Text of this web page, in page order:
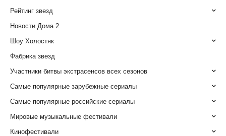
Рейтинг звезд
Новости Дома 2
Шоу Холостяк
Фабрика звезд
Участники битвы экстрасенсов всех сезонов
Самые популярные зарубежные сериалы
Самые популярные российские сериалы
Мировые музыкальные фестивали
Кинофестивали